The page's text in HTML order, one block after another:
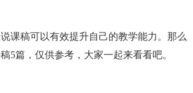
课稿可以有效提升自己的教学能力。那么
5篇，仅供参考，大家一起来看看吧。